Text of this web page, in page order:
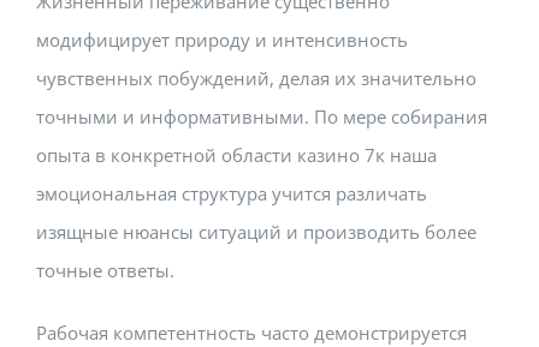
модифицирует природу и интенсивность
чувственных побуждений, делая их значительно
точными и информативными. По мере собирания
опыта в конкретной области казино 7к наша
эмоциональная структура учится различать
изящные нюансы ситуаций и производить более
точные ответы.
Рабочая компетентность часто демонстрируется